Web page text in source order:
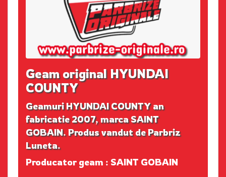
Geam original HYUNDAI
COUNTY
Geamuri HYUNDAI COUNTY an
fabricatie 2007, marca SAINT
GOBAIN. Produs vandut de Parbriz
Luneta.
Producator geam : SAINT GOBAIN